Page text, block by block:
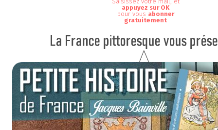
appuyez sur OK
pour vous abonner
gratuitement